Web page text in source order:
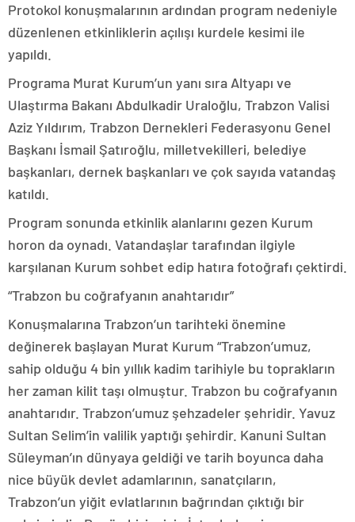
Protokol konuşmalarının ardından program nedeniyle
düzenlenen etkinliklerin açılışı kurdele kesimi ile
yapıldı.
Programa Murat Kurum’un yanı sıra Altyapı ve
Ulaştırma Bakanı Abdulkadir Uraloğlu, Trabzon Valisi
Aziz Yıldırım, Trabzon Dernekleri Federasyonu Genel
Başkanı İsmail Şatıroğlu, milletvekilleri, belediye
başkanları, dernek başkanları ve çok sayıda vatandaş
katıldı.
Program sonunda etkinlik alanlarını gezen Kurum
horon da oynadı. Vatandaşlar tarafından ilgiyle
karşılanan Kurum sohbet edip hatıra fotoğrafı çektirdi.
“Trabzon bu coğrafyanın anahtarıdır”
Konuşmalarına Trabzon’un tarihteki önemine
değinerek başlayan Murat Kurum “Trabzon’umuz,
sahip olduğu 4 bin yıllık kadim tarihiyle bu toprakların
her zaman kilit taşı olmuştur. Trabzon bu coğrafyanın
anahtarıdır. Trabzon’umuz şehzadeler şehridir. Yavuz
Sultan Selim’in valilik yaptığı şehirdir. Kanuni Sultan
Süleyman’ın dünyaya geldiği ve tarih boyunca daha
nice büyük devlet adamlarının, sanatçıların,
Trabzon’un yiğit evlatlarının bağrından çıktığı bir